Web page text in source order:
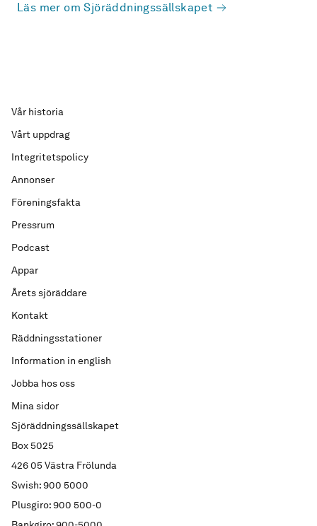
Läs mer om Sjöräddningssällskapet
Sjöräddningssällskapet
Box 5025
426 05 Västra Frölunda
Swish: 900 5000
Plusgiro: 900 500-0
Vår historia
Vårt uppdrag
Integritetspolicy
Annonser
Föreningsfakta
Pressrum
Podcast
Appar
Årets sjöräddare
Kontakt
Räddningsstationer
Information in english
Jobba hos oss
Mina sidor